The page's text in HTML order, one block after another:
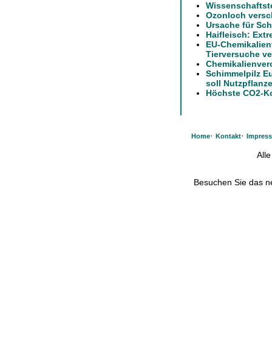
Ozonloch
Ursache für
Haifleisch:
EU-
Tierversuche
Schimmelpilz
soll
Höchste CO2-
Home· Kontakt·
Besuchen Sie das